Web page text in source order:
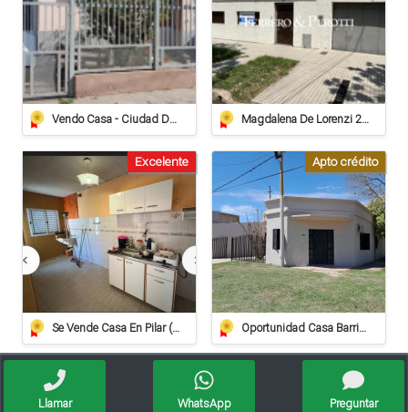
Vendo Casa - Ciudad De Sunchales Magdalena De Lorenzi 223 - Venta
Se Vende Casa En Pilar (apta Crédito Hipotecario)
Excelente
Oportunidad Casa Barrio Villa Del Parque - Crédito Hipotecario
Apto crédito
Llamar WhatsApp Preguntar